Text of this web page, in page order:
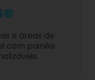
e áreas de
com painéis